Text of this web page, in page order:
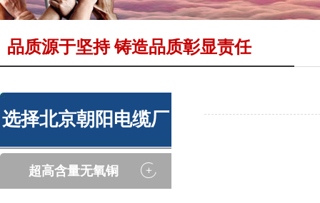
品质源于坚持 铸造品质彰显责任
选择北京朝阳电缆厂
的4大优势/ADVANTAGE
超高含量无氧铜